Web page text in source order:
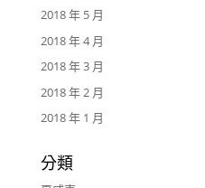
2018 年 5 月
2018 年 4 月
2018 年 3 月
2018 年 2 月
2018 年 1 月
分類